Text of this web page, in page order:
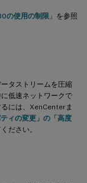
の使用の制限 」を参照
タストリームを圧縮
低速ネットワークで
には、XenCenterま
ィの変更」の「高度
ださい。